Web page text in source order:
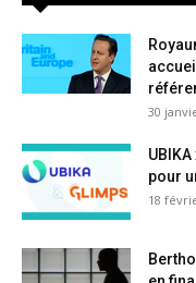
30
pour
18